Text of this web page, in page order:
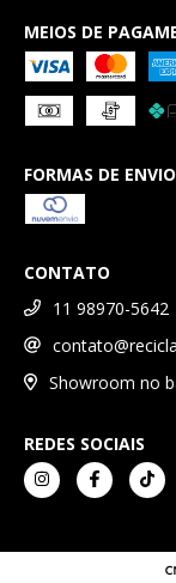
MEIOS DE
FORMAS DE ENVIO
CONTATO
11 98970-5642
Showroom no
REDES SOCIAIS